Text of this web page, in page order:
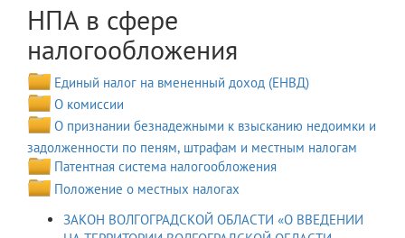
НПА в сфере
налогообложения
Единый налог на вмененный доход (ЕНВД)
О комиссии
О признании безнадежными к взысканию недоимки и
задолженности по пеням, штрафам и местным налогам
Патентная система налогообложения
Положение о местных налогах
ЗАКОН ВОЛГОГРАДСКОЙ ОБЛАСТИ «О ВВЕДЕНИИ